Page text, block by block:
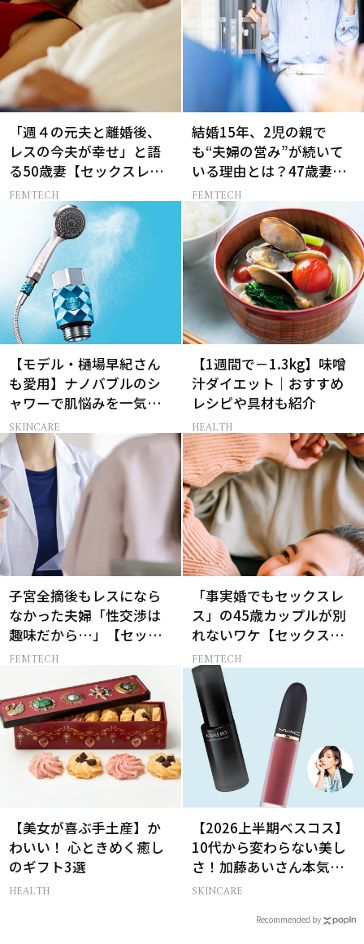
「週４の元夫と離婚後、
レスの今夫が幸せ」と語
る50歳妻【セックスレス
AND THE CITY -女たちの
告白-】
FEMTECH
結婚15年、2児の親で
も“夫婦の営み”が続いて
いる理由とは？47歳妻が
実践する【レスにならな
いコツ】
FEMTECH
【モデル・樋場早紀さん
も愛用】ナノバブルのシ
ャワーで肌悩みを一気に
解決
SKINCARE
【1週間で－1.3kg】味噌
汁ダイエット｜おすすめ
レシピや具材も紹介
HEALTH
子宮全摘後もレスになら
なかった夫婦「性交渉は
趣味だから…」【セック
スレス AND THE CITY -女
FEMTECH
「事実婚でもセックスレ
ス」の45歳カップルが別
れないワケ【セックスレ
ス AND THE CITY -女たち
の告白-】
FEMTECH
【美女が喜ぶ手土産】か
わいい！ 心ときめく癒し
のギフト3選
HEALTH
【2026上半期ベスコス】
10代から変わらない美し
さ！加藤あいさん本気の
愛用名品２選
SKINCARE
Recommended by